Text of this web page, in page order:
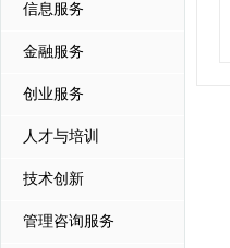
信息服务
金融服务
创业服务
人才与培训
技术创新
管理咨询服务